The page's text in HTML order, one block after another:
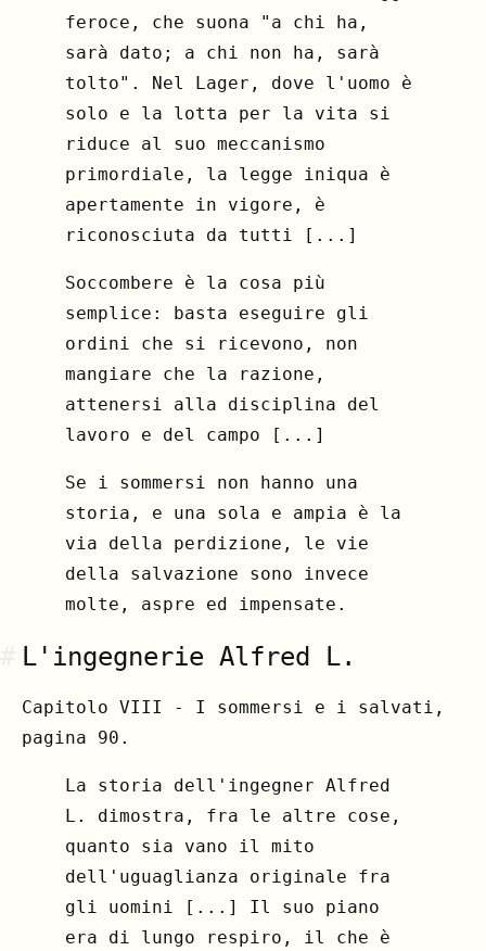
feroce, che suona "a chi ha,
sarà dato; a chi non ha, sarà
tolto". Nel Lager, dove l'uomo è
solo e la lotta per la vita si
riduce al suo meccanismo
primordiale, la legge iniqua è
apertamente in vigore, è
riconosciuta da tutti [...]
Soccombere è la cosa più
semplice: basta eseguire gli
ordini che si ricevono, non
mangiare che la razione,
attenersi alla disciplina del
lavoro e del campo [...]
Se i sommersi non hanno una
storia, e una sola e ampia è la
via della perdizione, le vie
della salvazione sono invece
molte, aspre ed impensate.
L'ingegnerie Alfred L.
Capitolo VIII - I sommersi e i salvati,
pagina 90.
La storia dell'ingegner Alfred
L. dimostra, fra le altre cose,
quanto sia vano il mito
dell'uguaglianza originale fra
gli uomini [...] Il suo piano
era di lungo respiro, il che è